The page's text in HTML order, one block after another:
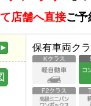
店舗へ直接ご予
保有車両ク